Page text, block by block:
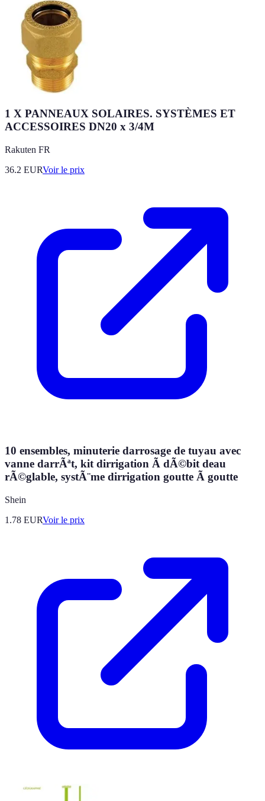
1 X PANNEAUX SOLAIRES. SYSTÈMES ET
ACCESSOIRES DN20 x 3/4M
Rakuten FR
36.2 EURVoir le prix
10 ensembles, minuterie darrosage de tuyau avec
vanne darrÃªt, kit dirrigation Ã dÃ©bit deau
rÃ©glable, systÃ¨me dirrigation goutte Ã goutte
Shein
1.78 EURVoir le prix